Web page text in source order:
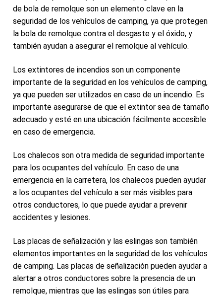
de bola de remolque son un elemento clave en la
seguridad de los vehículos de camping, ya que protegen
la bola de remolque contra el desgaste y el óxido, y
también ayudan a asegurar el remolque al vehículo.
Los extintores de incendios son un componente
importante de la seguridad en los vehículos de camping,
ya que pueden ser utilizados en caso de un incendio. Es
importante asegurarse de que el extintor sea de tamaño
adecuado y esté en una ubicación fácilmente accesible
en caso de emergencia.
Los chalecos son otra medida de seguridad importante
para los ocupantes del vehículo. En caso de una
emergencia en la carretera, los chalecos pueden ayudar
a los ocupantes del vehículo a ser más visibles para
otros conductores, lo que puede ayudar a prevenir
accidentes y lesiones.
Las placas de señalización y las eslingas son también
elementos importantes en la seguridad de los vehículos
de camping. Las placas de señalización pueden ayudar a
alertar a otros conductores sobre la presencia de un
remolque, mientras que las eslingas son útiles para